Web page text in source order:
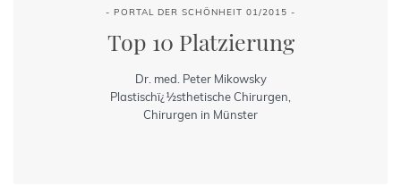
- PORTAL DER SCHÖNHEIT 01/2015 -
Top 10 Platzierung
Dr. med. Peter Mikowsky
Plastischï¿½sthetische Chirurgen,
Chirurgen in Münster